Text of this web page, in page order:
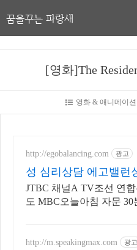
꿈을꾸는 파랑새
[영화]The
영화 & 애니메이션
http://egobalancing.com 광고
성 심리상담 에고밸런
JTBC 채널A TV조선소
JTBC 채널A TV조선 연합
도 MBC오늘아침 자문 30
http://m.speakingmax.com 광고